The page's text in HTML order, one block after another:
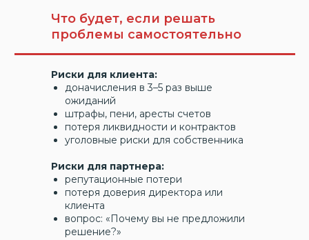
Что будет, если решать
проблемы самостоятельно
Риски для клиента:
доначисления в 3–5 раз выше
ожиданий
штрафы, пени, аресты счетов
потеря ликвидности и контрактов
уголовные риски для собственника
Риски для партнера:
репутационные потери
потеря доверия директора или
клиента
вопрос: «Почему вы не предложили
решение?»